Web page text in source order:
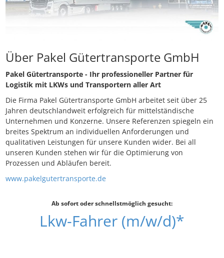
Über Pakel Gütertransporte GmbH
Pakel Gütertransporte - Ihr professioneller Partner für
Logistik mit LKWs und Transportern aller Art
Die Firma Pakel Gütertransporte GmbH arbeitet seit über 25
Jahren deutschlandweit erfolgreich für mittelständische
Unternehmen und Konzerne. Unsere Referenzen spiegeln ein
breites Spektrum an individuellen Anforderungen und
qualitativen Leistungen für unsere Kunden wider. Bei all
unseren Kunden stehen wir für die Optimierung von
Prozessen und Abläufen bereit.
www.pakelgutertransporte.de
Ab sofort oder schnellstmöglich gesucht:
Lkw-Fahrer (m/w/d)*